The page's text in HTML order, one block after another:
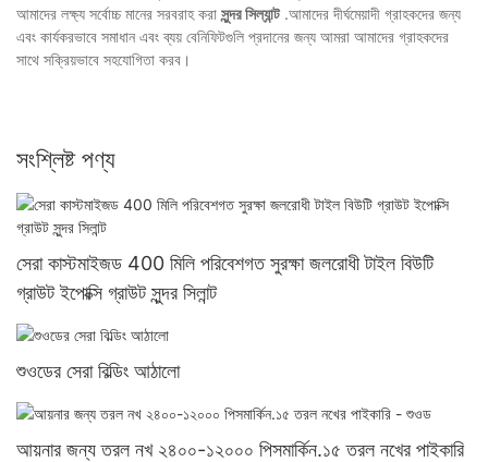
আমাদের লক্ষ্য সর্বোচ্চ মানের সরবরাহ করা সুন্দর সিল্যান্ট.আমাদের দীর্ঘমেয়াদী গ্রাহকদের জন্য
এবং কার্যকরভাবে সমাধান এবং ব্যয় বেনিফিটগুলি প্রদানের জন্য আমরা আমাদের গ্রাহকদের
সাথে সক্রিয়ভাবে সহযোগিতা করব।
সংশ্লিষ্ট পণ্য
সেরা কাস্টমাইজড 400 মিলি পরিবেশগত সুরক্ষা জলরোধী টাইল বিউটি
গ্রাউট ইপোক্সি গ্রাউট সুন্দর সিলান্ট
শুওডের সেরা বিল্ডিং আঠালো
আয়নার জন্য তরল নখ ২৪০০-১২০০০ পিসমার্কিন.১৫ তরল নখের পাইকারি